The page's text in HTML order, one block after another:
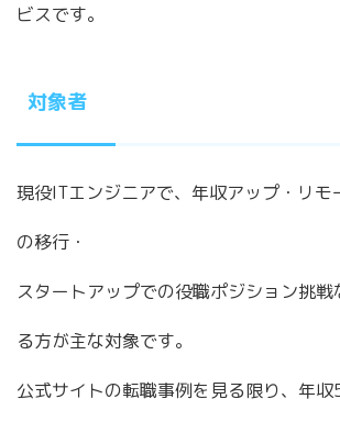
ビスです。
対象者
現役ITエンジニアで、年収アップ・リモ
の移行・
スタートアップでの役職ポジション挑
る方が主な対象です。
公式サイトの転職事例を見る限り、年